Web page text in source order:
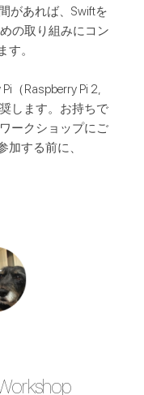
があれば、Swiftを
の取り組みにコン
す。
（Raspberry Pi 2,
します。お持ちで
ークショップにご
する前に、